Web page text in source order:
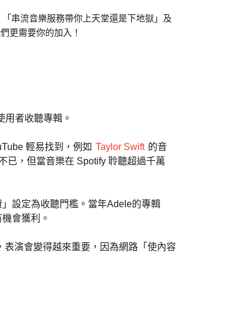
串流音樂服務帶你上天堂還是下地獄」及
更需要你的加入！
者收聽專輯。
輕易找到，例如 Taylor Swift 的音
已，但當音樂在 Spotify 聆聽超過千萬
設定為收聽門檻。當年Adele的專輯
會獲利。
演會變得越來重要，因為網路「使內容